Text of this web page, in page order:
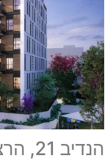
הנדיב 21, הרצליה